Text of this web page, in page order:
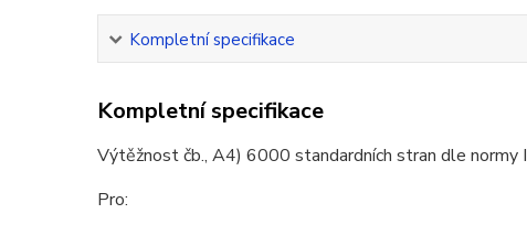
Kompletní specifikace
Kompletní specifikace
Výtěžnost čb., A4) 6000 standardních stran dle normy
Pro: